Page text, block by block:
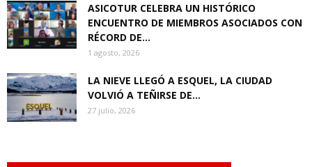
ASICOTUR CELEBRA UN HISTÓRICO
ENCUENTRO DE MIEMBROS ASOCIADOS CON
RÉCORD DE...
1 agosto, 2026
LA NIEVE LLEGÓ A ESQUEL, LA CIUDAD
VOLVIÓ A TEÑIRSE DE...
27 julio, 2026